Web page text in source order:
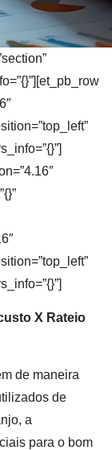
X Rateio
de maneira
de
a
para o bom